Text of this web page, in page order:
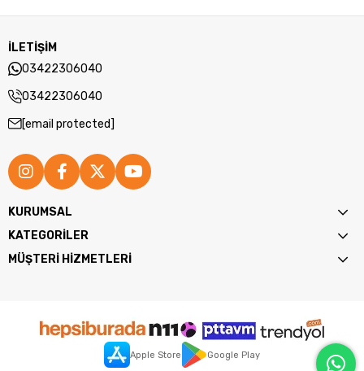
İLETİŞİM
03422306040
03422306040
[email protected]
KURUMSAL
KATEGORİLER
MÜŞTERİ HİZMETLERİ
Apple Store Google Play